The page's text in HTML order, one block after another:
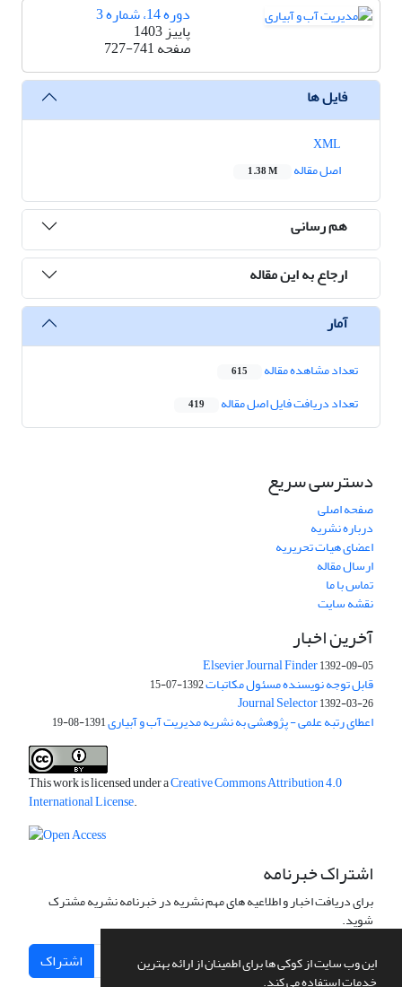
این وب سایت از کوکی ها برای اطمینان از ارائه بهترین
خدمات استفاده می کند.
دوره 14، شماره 3
پاییز 1403
صفحه727-741
فایل ها
اصل مقاله
1.38 M
هم رسانی
ارجاع به این مقاله
آمار
تعداد مشاهده مقاله 615
تعداد دریافت فایل اصل مقاله 419
دسترسی سریع
صفحه اصلی
درباره نشریه
اعضای هیات تحریریه
ارسال مقاله
تماس با ما
نقشه سایت
آخرین اخبار
Elsevier Journal Finder1392-09-05
قابل توجه نویسنده مسئول مکاتبات1392-07-15
Journal Selector1392-03-26
اعطای رتبه علمی - پژوهشی به نشریه مدیریت آب و آبیاری1391-08-19
This work is licensed under aCreative Commons Attribution 4.0
International License.
اشتراک خبرنامه
برای دریافت اخبار و اطلاعیه های مهم نشریه در خبرنامه نشریه مشترک
شوید.
اشتراک